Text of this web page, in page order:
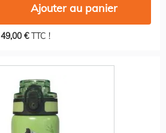
Ajouter au panier
49,00 €TTC !